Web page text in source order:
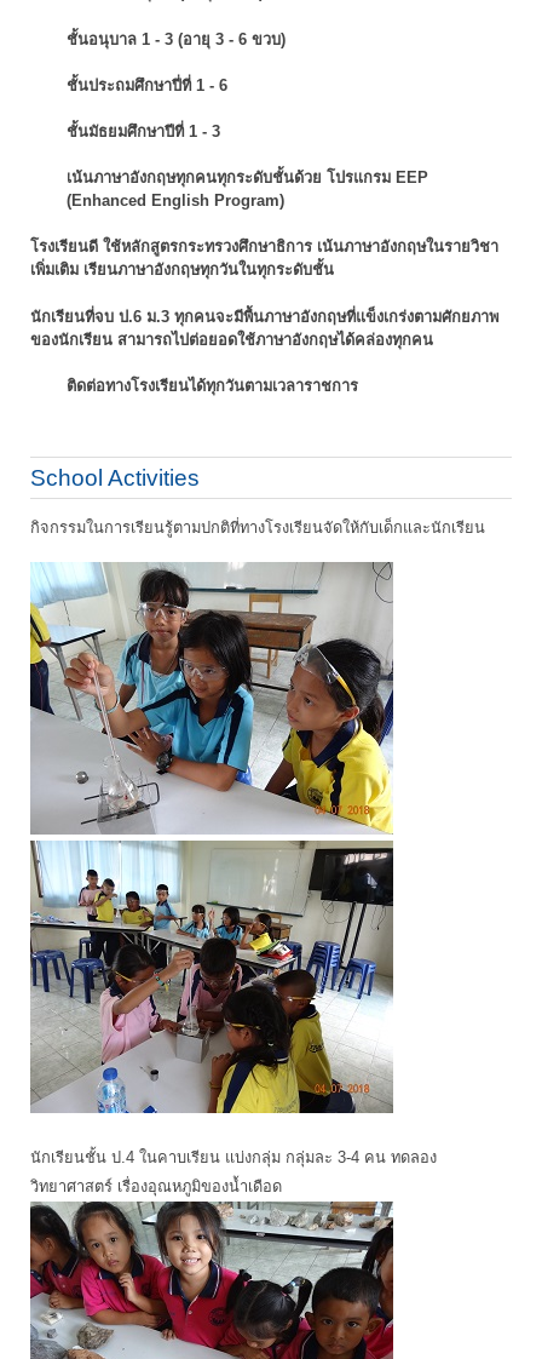
ชั้นอนุบาล 1 - 3 (อายุ 3 - 6 ขวบ)
ชั้นประถมศึกษาปี่ที่ 1 - 6
ชั้นมัธยมศึกษาปีที่ 1 - 3
เน้นภาษาอังกฤษทุกคนทุกระดับชั้นด้วย โปรแกรม EEP
(Enhanced English Program)
โรงเรียนดี ใช้หลักสูตรกระทรวงศึกษาธิการ เน้นภาษาอังกฤษในรายวิชา
เพิ่มเติม เรียนภาษาอังกฤษทุกวันในทุกระดับชั้น
นักเรียนที่จบ ป.6 ม.3 ทุกคนจะมีพื้นภาษาอังกฤษที่แข็งเกร่งตามศักยภาพ
ของนักเรียน สามารถไปต่อยอดใช้ภาษาอังกฤษได้คล่องทุกคน
ติดต่อทางโรงเรียนได้ทุกวันตามเวลาราชการ
School Activities
กิจกรรมในการเรียนรู้ตามปกติที่ทางโรงเรียนจัดให้กับเด็กและนักเรียน
นักเรียนชั้น ป.4 ในคาบเรียน แบ่งกลุ่ม กลุ่มละ 3-4 คน ทดลอง
วิทยาศาสตร์ เรื่องอุณหภูมิของน้ำเดือด